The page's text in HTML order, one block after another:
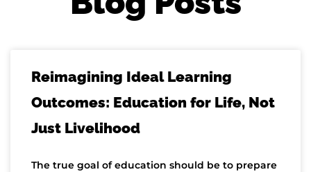
Reimagining Ideal Learning
Outcomes: Education for Life, Not
Just Livelihood
The true goal of education should be to prepare